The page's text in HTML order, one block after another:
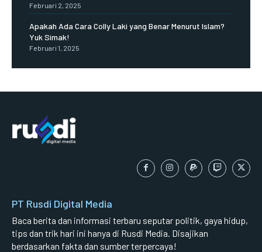
Februari 2, 2025
Apakah Ada Cara Colly Laki yang Benar Menurut Islam?
Yuk Simak!
Februari 1, 2025
PT Rusdi Digital Media
Baca berita dan informasi terbaru seputar politik, gaya hidup,
tips dan trik hari ini hanya di Rusdi Media. Disajikan
berdasarkan fakta dan sumber terpercaya!